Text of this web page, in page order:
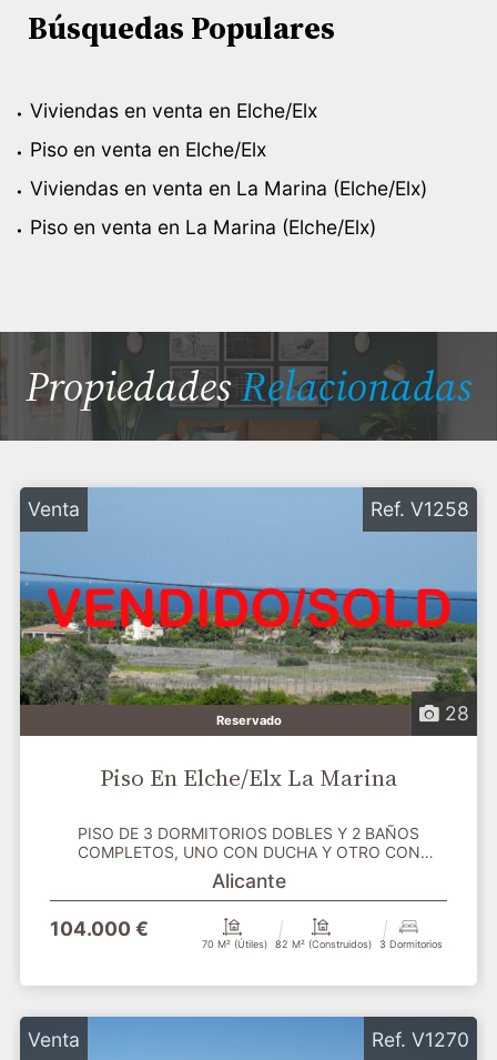
Búsquedas Populares
Viviendas en venta en Elche/Elx
Piso en venta en Elche/Elx
Viviendas en venta en La Marina (Elche/Elx)
Piso en venta en La Marina (Elche/Elx)
PropiedadesRelacionadas
Venta
28
Ref. V1258
Reservado
Piso En Elche/Elx La Marina
PISO DE 3 DORMITORIOS DOBLES Y 2 BAÑOS
COMPLETOS, UNO CON DUCHA Y OTRO CON
BAÑERA, COCINA INDEPENDIENTE,...
Alicante
104.000 €
70 M² (útiles) 82 M² (construidos) 3 Dormitorios
Venta Ref. V1270